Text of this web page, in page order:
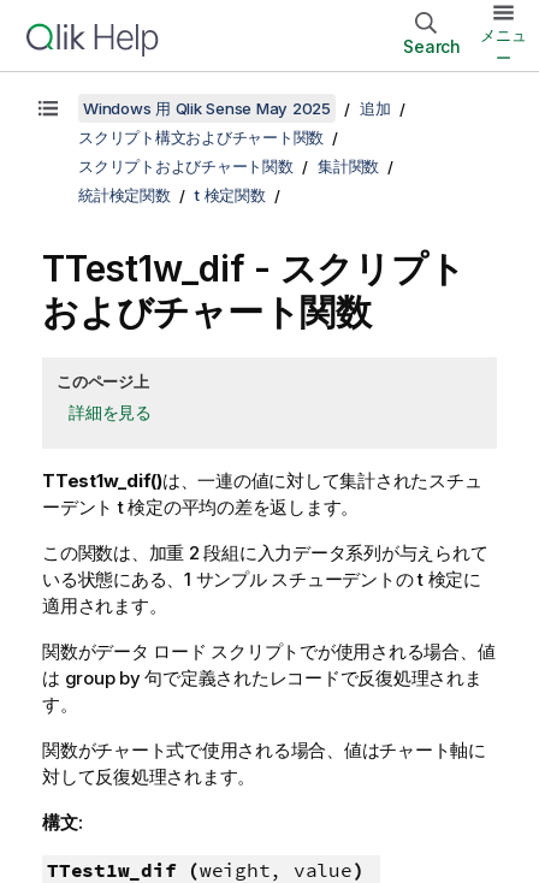
Search
メニュ
ー
Windows 用 Qlik Sense May 2025
追加
スクリプト構文およびチャート関数
スクリプトおよびチャート関数
集計関数
統計検定関数
t 検定関数
TTest1w_dif - スクリプト
およびチャート関数
このページ上
詳細を見る
TTest1w_dif()は、一連の値に対して集計されたスチュ
ーデント t 検定の平均の差を返します。
この関数は、加重 2 段組に入力データ系列が与えられて
いる状態にある、1 サンプル スチューデントの t 検定に
適用されます。
関数がデータ ロード スクリプトでが使用される場合、値
は group by 句で定義されたレコードで反復処理されま
す。
関数がチャート式で使用される場合、値はチャート軸に
対して反復処理されます。
構文:
TTest1w_dif (weight, value)